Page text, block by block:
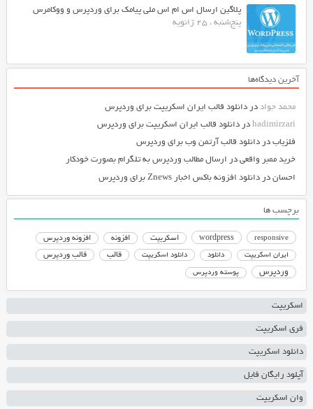
پلاگین ارسال اس ام اس ملی پیامک برای وردپرس و ووکامرس
پنج‌شنبه ، 25 ژانویه
آخرین دیدگاه‌ها
محمد جواددر دانلود قالب ایران اسکریپت برای وردپرس
hadimirzariدر دانلود قالب ایران اسکریپت برای وردپرس
فلزیابدر دانلود قالب آرتمن وب برای وردپرس
خرید ممبر واقعیدر ارسال مطالب وردپرس به تلگرام بصورت خودکار
احساندر دانلود افزونه باکس اخبار Znews برای وردپرس
برچسب ها
responsive
wordpress اسکریپت افزونه افزونه وردپرس
ایران اسکریپت دانلود دانلود اسکریپت قالب قالب وردپرس
وردپرس پوسته وردپرس
اسکریپت
فری اسکریپت
دانلود اسکریپت
آپلود رایگان فایل
وان اسکریپت